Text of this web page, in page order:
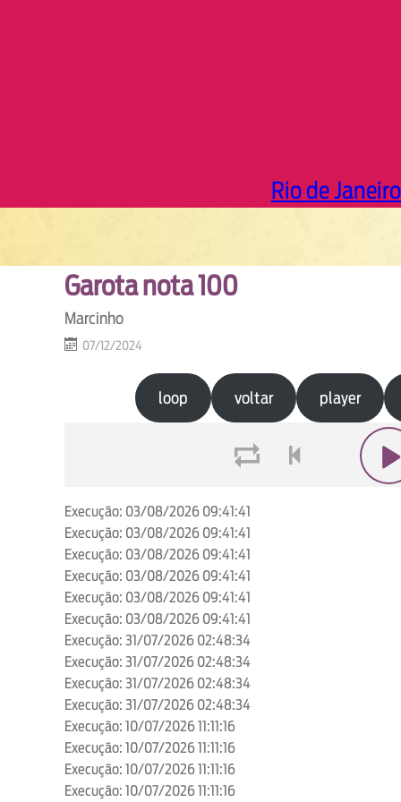
Rio de Janeiro
Garota nota 100
Marcinho
07/12/2024
loop voltar player
Execução: 03/08/2026 09:41:41
Execução: 03/08/2026 09:41:41
Execução: 03/08/2026 09:41:41
Execução: 03/08/2026 09:41:41
Execução: 03/08/2026 09:41:41
Execução: 03/08/2026 09:41:41
Execução: 31/07/2026 02:48:34
Execução: 31/07/2026 02:48:34
Execução: 31/07/2026 02:48:34
Execução: 31/07/2026 02:48:34
Execução: 10/07/2026 11:11:16
Execução: 10/07/2026 11:11:16
Execução: 10/07/2026 11:11:16
Execução: 10/07/2026 11:11:16